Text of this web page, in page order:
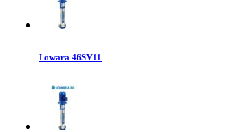
Lowara 46SV11